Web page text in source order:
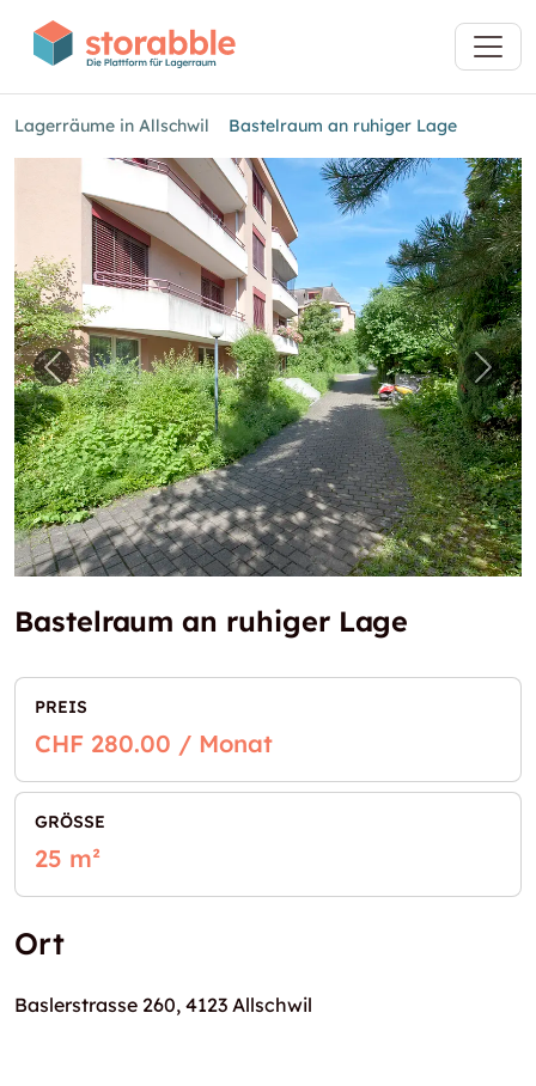
Lagerräume in Allschwil Bastelraum an ruhiger Lage
Vorheriges Bild für "Bastelraum an ruhiger
Bastelraum an ruhiger Lage
PREIS
CHF 280.00 / Monat
GRÖSSE
25 m²
Ort
Baslerstrasse 260, 4123 Allschwil